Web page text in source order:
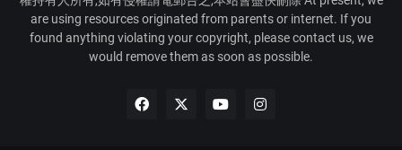
are using resources originated from parents or internet. If you
found anything violating your copyright, please contact us, we
would remove them as soon as possible.